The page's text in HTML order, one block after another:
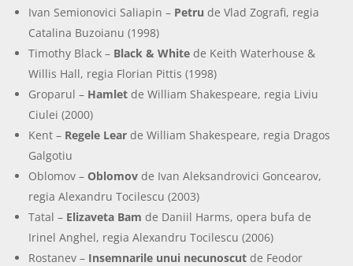
Ivan Semionovici Saliapin – Petru de Vlad Zografi, regia
Catalina Buzoianu (1998)
Timothy Black – Black & White de Keith Waterhouse &
Willis Hall, regia Florian Pittis (1998)
Groparul – Hamlet de William Shakespeare, regia Liviu
Ciulei (2000)
Kent – Regele Lear de William Shakespeare, regia Dragos
Galgotiu
Oblomov – Oblomov de Ivan Aleksandrovici Goncearov,
regia Alexandru Tocilescu (2003)
Tatal – Elizaveta Bam de Daniil Harms, opera bufa de
Irinel Anghel, regia Alexandru Tocilescu (2006)
Rostanev – Insemnarile unui necunoscut de Feodor